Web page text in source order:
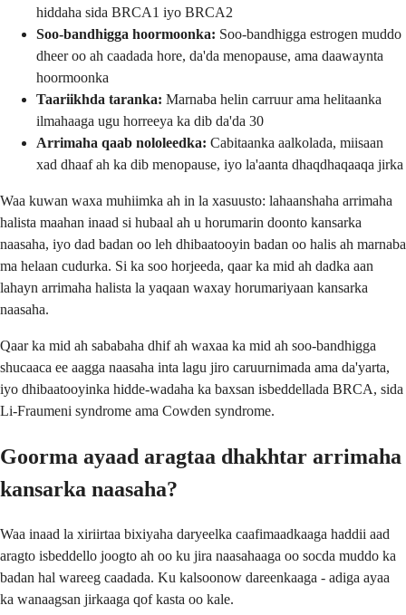
hiddaha sida BRCA1 iyo BRCA2
Soo-bandhigga hoormoonka: Soo-bandhigga estrogen muddo
dheer oo ah caadada hore, da'da menopause, ama daawaynta
hoormoonka
Taariikhda taranka: Marnaba helin carruur ama helitaanka
ilmahaaga ugu horreeya ka dib da'da 30
Arrimaha qaab nololeedka: Cabitaanka aalkolada, miisaan
xad dhaaf ah ka dib menopause, iyo la'aanta dhaqdhaqaaqa jirka
Waa kuwan waxa muhiimka ah in la xasuusto: lahaanshaha arrimaha
halista maahan inaad si hubaal ah u horumarin doonto kansarka
naasaha, iyo dad badan oo leh dhibaatooyin badan oo halis ah marnaba
ma helaan cudurka. Si ka soo horjeeda, qaar ka mid ah dadka aan
lahayn arrimaha halista la yaqaan waxay horumariyaan kansarka
naasaha.
Qaar ka mid ah sababaha dhif ah waxaa ka mid ah soo-bandhigga
shucaaca ee aagga naasaha inta lagu jiro caruurnimada ama da'yarta,
iyo dhibaatooyinka hidde-wadaha ka baxsan isbeddellada BRCA, sida
Li-Fraumeni syndrome ama Cowden syndrome.
Goorma ayaad aragtaa dhakhtar arrimaha
kansarka naasaha?
Waa inaad la xiriirtaa bixiyaha daryeelka caafimaadkaaga haddii aad
aragto isbeddello joogto ah oo ku jira naasahaaga oo socda muddo ka
badan hal wareeg caadada. Ku kalsoonow dareenkaaga - adiga ayaa
ka wanaagsan jirkaaga qof kasta oo kale.